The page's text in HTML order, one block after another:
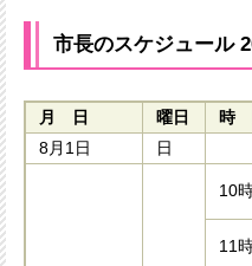
市長のスケジュール
月 日 曜日 時
8月1日
日
10
11